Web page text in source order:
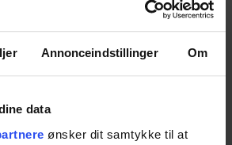
Annonceindstillinger Om
data
ønsker dit samtykke til at